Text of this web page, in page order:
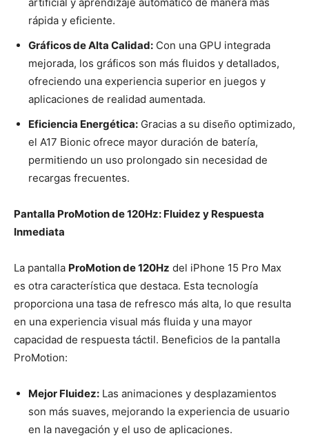
rápida y eficiente.
Gráficos de Alta Calidad: Con una GPU integrada
mejorada, los gráficos son más fluidos y detallados,
ofreciendo una experiencia superior en juegos y
aplicaciones de realidad aumentada.
Eficiencia Energética: Gracias a su diseño optimizado,
el A17 Bionic ofrece mayor duración de batería,
permitiendo un uso prolongado sin necesidad de
recargas frecuentes.
Pantalla ProMotion de 120Hz: Fluidez y Respuesta
Inmediata
La pantalla ProMotion de 120Hz del iPhone 15 Pro Max
es otra característica que destaca. Esta tecnología
proporciona una tasa de refresco más alta, lo que resulta
en una experiencia visual más fluida y una mayor
capacidad de respuesta táctil. Beneficios de la pantalla
ProMotion:
Mejor Fluidez: Las animaciones y desplazamientos
son más suaves, mejorando la experiencia de usuario
en la navegación y el uso de aplicaciones.